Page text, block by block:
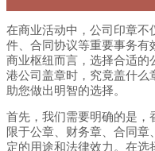
在商业活动中，公司印章不
件、合同协议等重要事务有
商业枢纽而言，选择合适的
港公司盖章时，究竟盖什么
助您做出明智的选择。
首先，我们需要明确的是，
限于公章、财务章、合同
定的用途和法律效力。在